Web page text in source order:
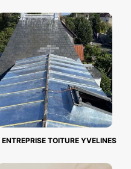
ENTREPRISE TOITURE YVELINES